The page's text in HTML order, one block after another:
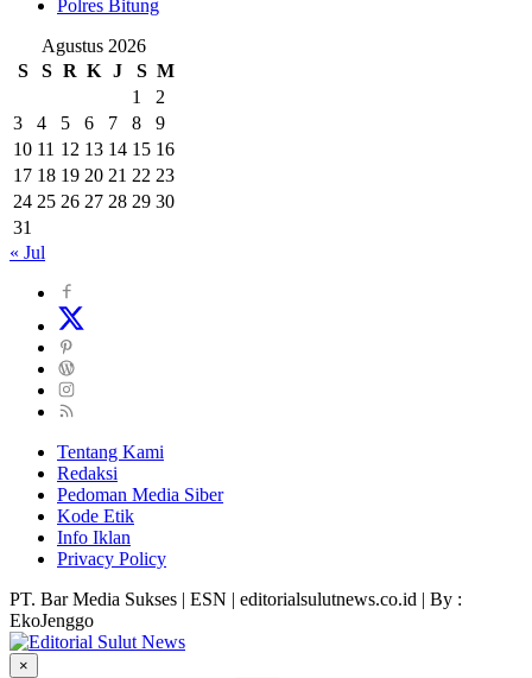
Polres Bitung
Agustus 2026
S
S R K J S M
1
2
3
4 5 6 7 8
9
10 11 12 13 14 15 16
17 18 19 20 21 22 23
24 25 26 27 28 29 30
31
« Jul
Tentang Kami
Redaksi
Pedoman Media Siber
Kode Etik
Info Iklan
Privacy Policy
PT. Bar Media Sukses | ESN | editorialsulutnews.co.id | By :
EkoJenggo
×